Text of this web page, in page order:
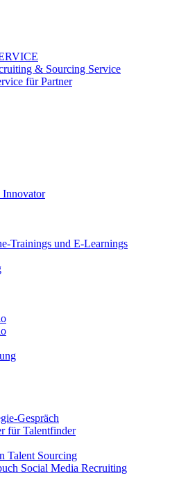
& Sourcing Service
für Partner
Innovator
Trainings und E-Learnings
Gespräch
für Talentfinder
Talent Sourcing
Social Media Recruiting